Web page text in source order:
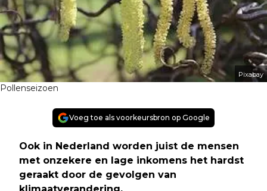
Pixabay
Pollenseizoen
Voeg toe als voorkeursbron op Google
Ook in Nederland worden juist de mensen
met onzekere en lage inkomens het hardst
geraakt door de gevolgen van